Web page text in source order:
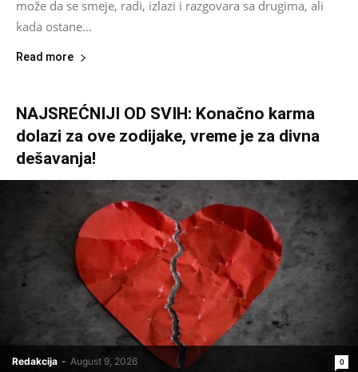
može da se smeje, radi, izlazi i razgovara sa drugima, ali
kada ostane...
Read more
NAJSREĆNIJI OD SVIH: Konačno karma
dolazi za ove zodijake, vreme je za divna
dešavanja!
Redakcija - August 9, 2026 0